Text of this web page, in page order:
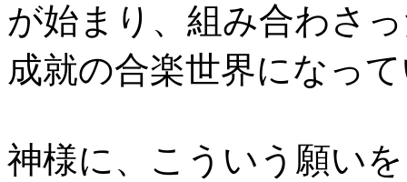
が始まり、組み合わさ
成就の合楽世界になっ
神様に、こういう願い